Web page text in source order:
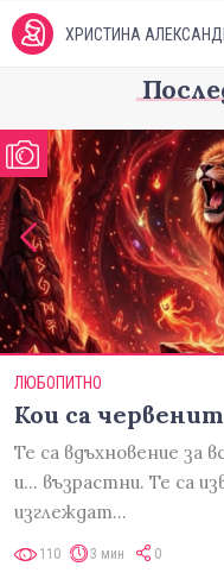
ХРИСТИНА
ЛЮБОПИТНО
Кои са
Те са вдъхновение за
и... възрастни. Те са
изглеждат…
110 3 мин 0